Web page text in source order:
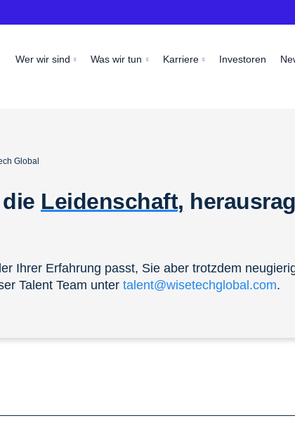
Wer wir sind Was wir tun Karriere Investoren
Global
Leidenschaft,
Ihrer Erfahrung passt, Sie aber trotzdem
Talent Team unter talent@wisetechglobal.com.